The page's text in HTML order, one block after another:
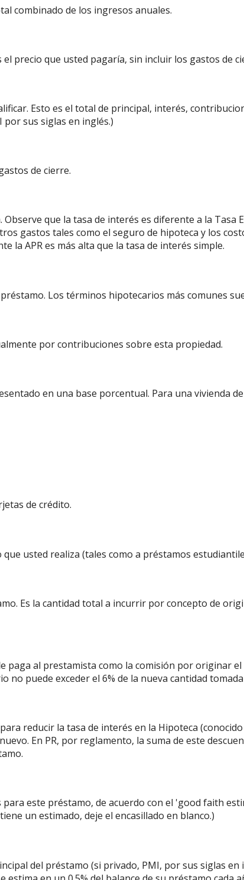
combinado de los ingresos anuales.
el precio que usted pagaría, sin incluir los gastos de
Esto es el total de principal, interés,
sus siglas en inglés.)
de cierre.
que la tasa de interés es diferente a la Tasa
gastos tales como el seguro de hipoteca y los
la APR es más alta que la tasa de interés simple.
Los términos hipotecarios más comunes
por contribuciones sobre esta propiedad.
en una base porcentual. Para una vivienda de
de crédito.
usted realiza (tales como a préstamos
Es la cantidad total a incurrir por concepto de
paga al prestamista como la comisión por originar
no puede exceder el 6% de la nueva cantidad
reducir la tasa de interés en la Hipoteca
En PR, por reglamento, la suma de este
este préstamo, de acuerdo con el 'good faith
un estimado, deje el encasillado en blanco.)
del préstamo (si privado, PMI, por sus siglas en